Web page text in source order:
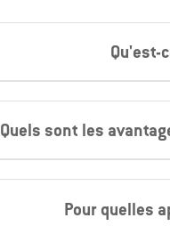
Qu'est-
Quels sont les
Pour quelles